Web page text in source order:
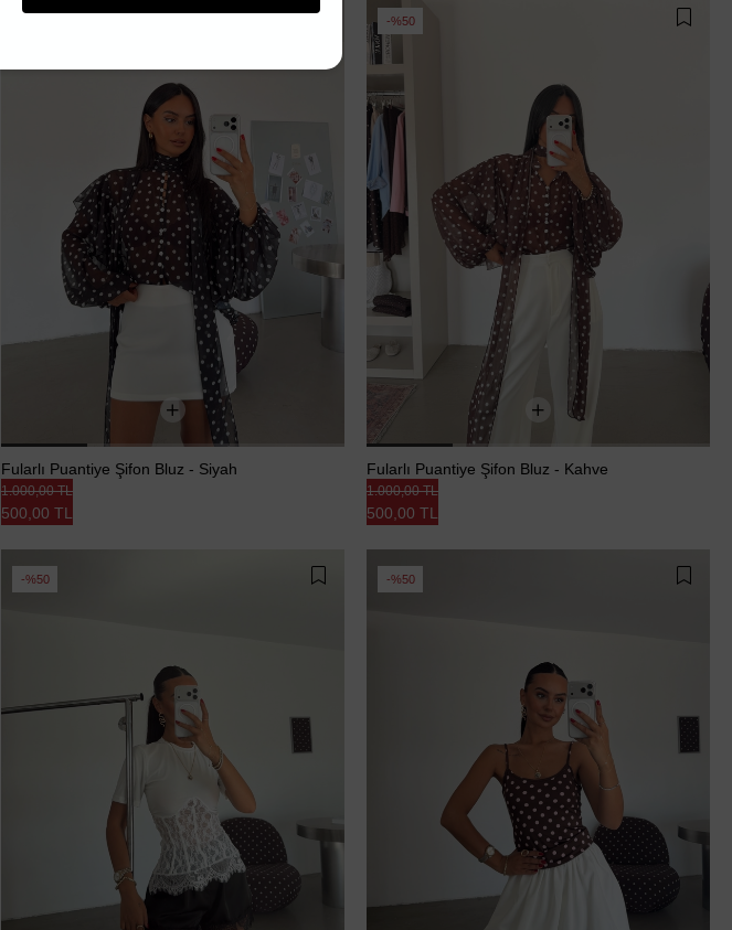
Fularlı Puantiye Şifon Bluz - Siyah
500,00 TL
1.000,00 TL
%50
Fularlı Puantiye Şifon Bluz - Kahve
500,00 TL
1.000,00 TL
%50 %50